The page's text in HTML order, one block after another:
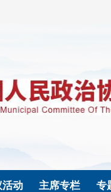
活动 主席专栏 专